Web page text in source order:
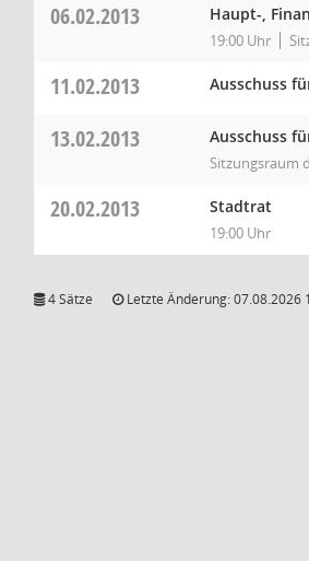
06.02.2013 Haupt-,
19:00 Uhr
11.02.2013 Ausschuss
13.02.2013 Ausschuss
Sitzungsraum
20.02.2013 Stadtrat
19:00 Uhr
4 Sätze Letzte Änderung: 07.08.2026